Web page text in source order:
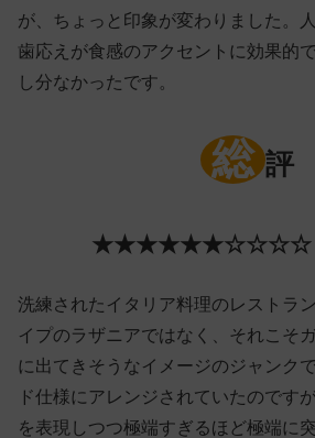
が、ちょっと印象が変わりました。
歯応えが食感のアクセントに効果的
し分なかったです。
総 評
★★★★★★☆☆☆☆（
洗練されたイタリア料理のレストラ
イプのラザニアではなく、それこそ
に出てきそうなイメージのジャンク
ド仕様にアレンジされていたのです
を表現しつつ極端すぎるほど極端に